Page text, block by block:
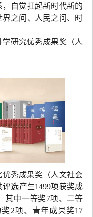
自觉扛起新时代新的
之问、人民之问、时
研究优秀成果奖（人
优秀成果奖（人文社会
选产生1499项获奖成
其中一等奖7项、二等
2项、青年成果奖17